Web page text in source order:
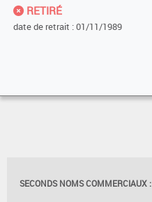
RETIRÉ
date de retrait : 01/11/1989
SECONDS NOMS COMMERCIAUX :